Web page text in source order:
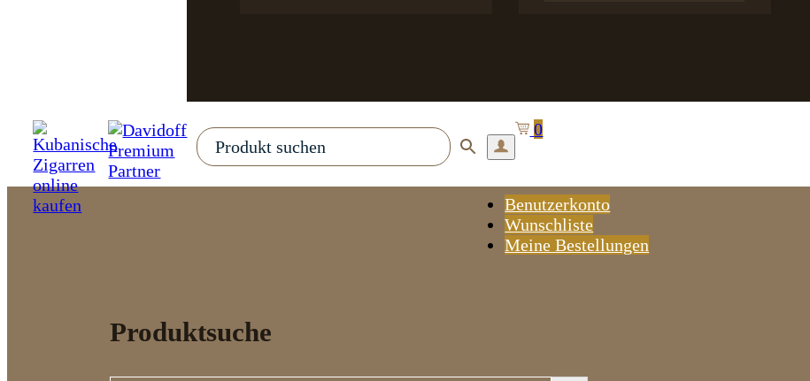
Benutzerkonto
Wunschliste
Meine Bestellungen
0
Produktsuche